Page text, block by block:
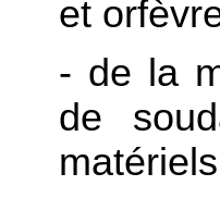
et
- de la
de